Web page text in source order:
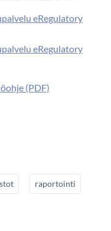
eRegulatory
eRegulatory
(PDF)
raportointi